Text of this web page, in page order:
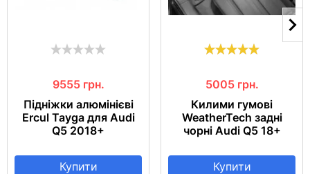
9555 грн.
Підніжки алюмінієві
Ercul Tayga для Audi
Q5 2018+
Купити
5005 грн.
Килими гумові
WeatherTech задні
чорні Audi Q5 18+
Купити